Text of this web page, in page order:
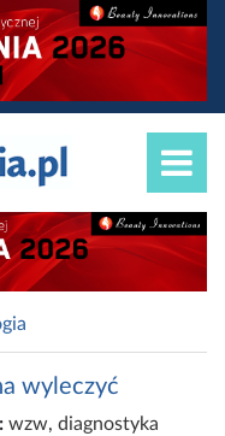
wyleczyć
wzw, diagnostyka